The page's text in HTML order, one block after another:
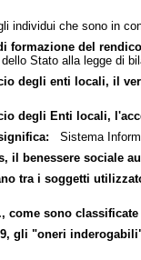
individui che sono in
formazione del
Stato alla legge di
degli enti locali, il
degli Enti locali,
Sistema
il benessere sociale
tra i soggetti
come sono
gli "oneri